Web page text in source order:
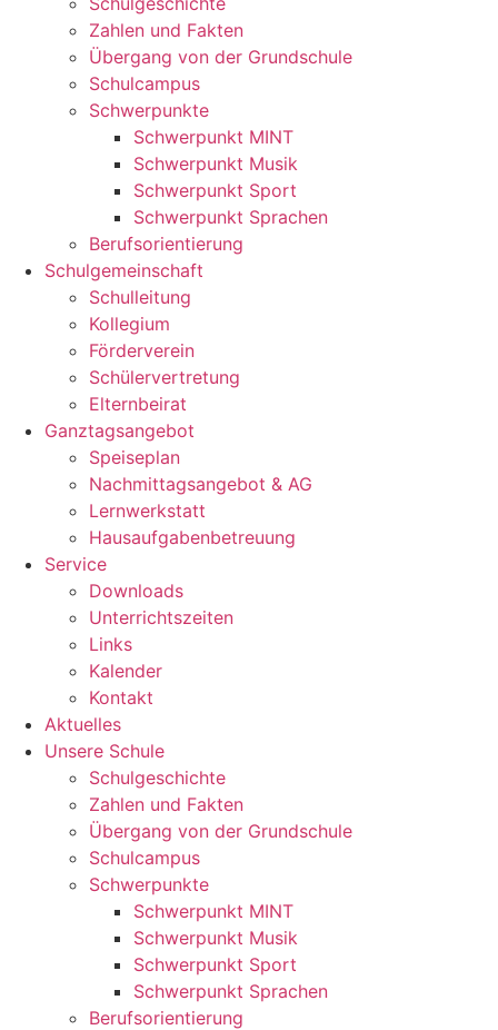
Zahlen und Fakten
Übergang von der Grundschule
Schulcampus
Schwerpunkte
Schwerpunkt MINT
Schwerpunkt Musik
Schwerpunkt Sport
Schwerpunkt Sprachen
Berufsorientierung
Schulgemeinschaft
Schulleitung
Kollegium
Förderverein
Schülervertretung
Elternbeirat
Ganztagsangebot
Speiseplan
Nachmittagsangebot & AG
Lernwerkstatt
Hausaufgabenbetreuung
Service
Downloads
Unterrichtszeiten
Links
Kalender
Kontakt
Aktuelles
Unsere Schule
Schulgeschichte
Zahlen und Fakten
Übergang von der Grundschule
Schulcampus
Schwerpunkte
Schwerpunkt MINT
Schwerpunkt Musik
Schwerpunkt Sport
Schwerpunkt Sprachen
Berufsorientierung